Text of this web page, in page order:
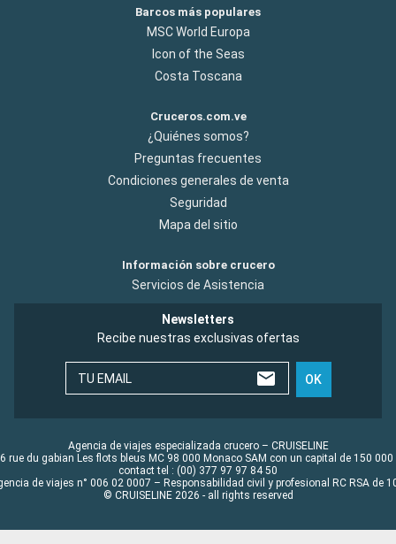
Barcos más populares
MSC World Europa
Icon of the Seas
Costa Toscana
Cruceros.com.ve
¿Quiénes somos?
Preguntas frecuentes
Condiciones generales de venta
Seguridad
Mapa del sitio
Información sobre crucero
Servicios de Asistencia
Newsletters
Recibe nuestras exclusivas ofertas
TU EMAIL OK
Agencia de viajes especializada crucero – CRUISELINE
rue du gabian Les flots bleus MC 98 000 Monaco SAM con un capital de 150 000
contact tel : (00) 377 97 97 84 50
de viajes n° 006 02 0007 – Responsabilidad civil y profesional RC RSA de
© CRUISELINE 2026 - all rights reserved